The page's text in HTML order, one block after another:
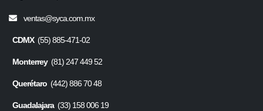
ventas@syca.com.mx
CDMX(55) 885-471-02
Monterrey(81) 247 449 52
Querétaro (442) 886 70 48
Guadalajara(33) 158 006 19